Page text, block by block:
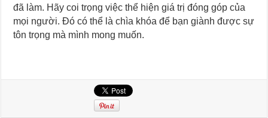
đã làm. Hãy coi trọng việc thể hiện giá trị đóng góp của
mọi người. Đó có thể là chìa khóa để bạn giành được sự
tôn trọng mà mình mong muốn.